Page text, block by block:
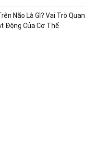
Não Là Gì? Vai Trò Quan
Động Của Cơ Thể